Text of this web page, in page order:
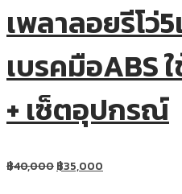
เพลาลอยรีโว่
เบรคมือABS
+ เซ็ตอุปกรณ์
฿40,000฿35,000